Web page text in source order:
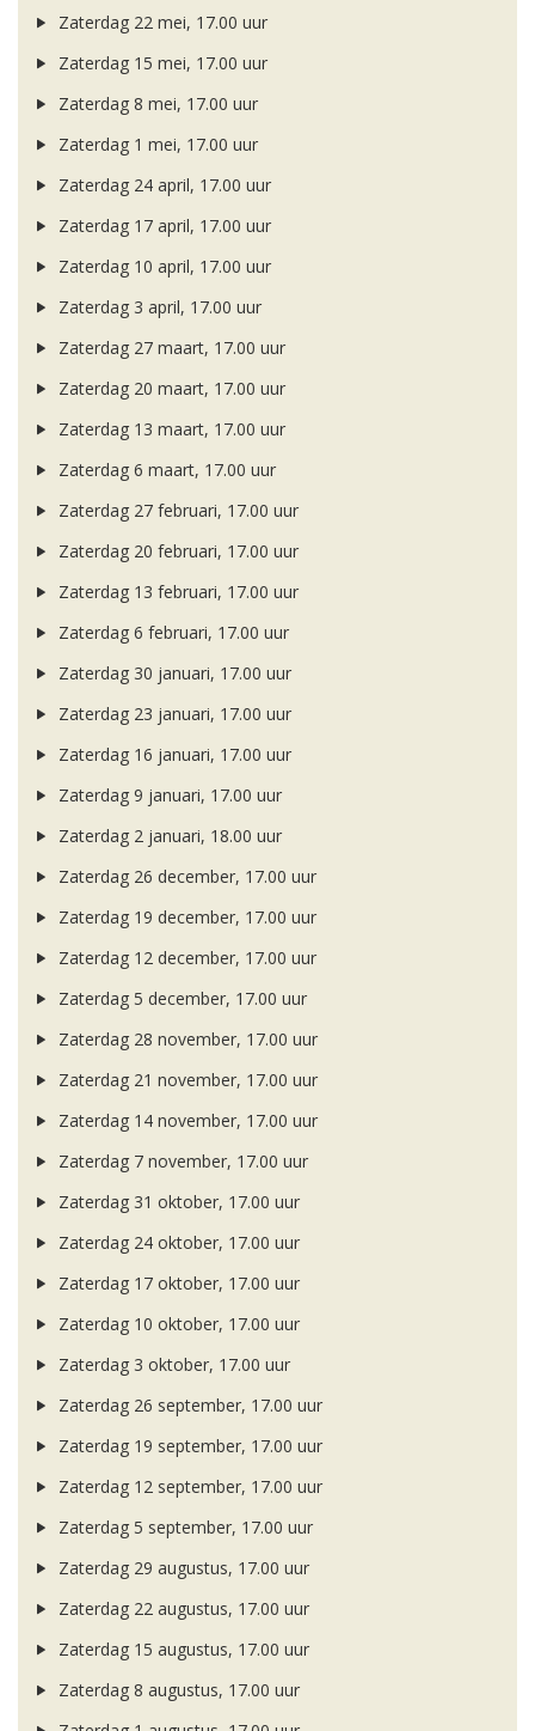
Zaterdag 22 mei, 17.00 uur
Zaterdag 15 mei, 17.00 uur
Zaterdag 8 mei, 17.00 uur
Zaterdag 1 mei, 17.00 uur
Zaterdag 24 april, 17.00 uur
Zaterdag 17 april, 17.00 uur
Zaterdag 10 april, 17.00 uur
Zaterdag 3 april, 17.00 uur
Zaterdag 27 maart, 17.00 uur
Zaterdag 20 maart, 17.00 uur
Zaterdag 13 maart, 17.00 uur
Zaterdag 6 maart, 17.00 uur
Zaterdag 27 februari, 17.00 uur
Zaterdag 20 februari, 17.00 uur
Zaterdag 13 februari, 17.00 uur
Zaterdag 6 februari, 17.00 uur
Zaterdag 30 januari, 17.00 uur
Zaterdag 23 januari, 17.00 uur
Zaterdag 16 januari, 17.00 uur
Zaterdag 9 januari, 17.00 uur
Zaterdag 2 januari, 18.00 uur
Zaterdag 26 december, 17.00 uur
Zaterdag 19 december, 17.00 uur
Zaterdag 12 december, 17.00 uur
Zaterdag 5 december, 17.00 uur
Zaterdag 28 november, 17.00 uur
Zaterdag 21 november, 17.00 uur
Zaterdag 14 november, 17.00 uur
Zaterdag 7 november, 17.00 uur
Zaterdag 31 oktober, 17.00 uur
Zaterdag 24 oktober, 17.00 uur
Zaterdag 17 oktober, 17.00 uur
Zaterdag 10 oktober, 17.00 uur
Zaterdag 3 oktober, 17.00 uur
Zaterdag 26 september, 17.00 uur
Zaterdag 19 september, 17.00 uur
Zaterdag 12 september, 17.00 uur
Zaterdag 5 september, 17.00 uur
Zaterdag 29 augustus, 17.00 uur
Zaterdag 22 augustus, 17.00 uur
Zaterdag 15 augustus, 17.00 uur
Zaterdag 8 augustus, 17.00 uur